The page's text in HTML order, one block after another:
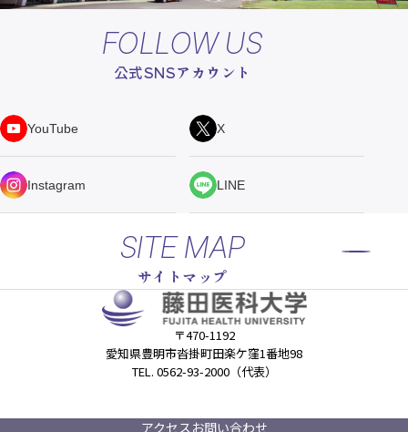
FOLLOW US
公式SNSアカウント
YouTube X
Instagram LINE
SITE MAP
サイトマップ
〒470-1192
愛知県豊明市沓掛町田楽ケ窪1番地98
TEL. 0562-93-2000（代表）
アクセス お問い合わせ